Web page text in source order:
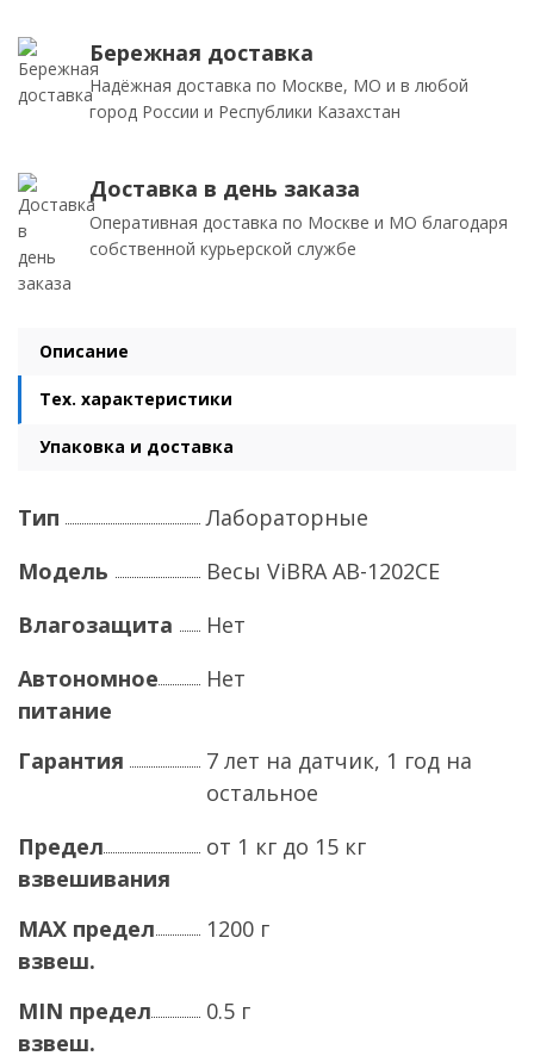
Бережная доставка
Надёжная доставка по Москве, МО и в любой
город России и Республики Казахстан
Доставка в день заказа
Оперативная доставка по Москве и МО благодаря
собственной курьерской службе
Описание
Тех. характеристики
Упаковка и доставка
Тип
Лабораторные
Модель
Весы ViBRA AB-1202CE
Влагозащита
Нет
Автономное
питание
Нет
Гарантия
7 лет на датчик, 1 год на
остальное
Предел
взвешивания
от 1 кг до 15 кг
MAX предел
взвеш.
1200 г
MIN предел
взвеш.
0.5 г